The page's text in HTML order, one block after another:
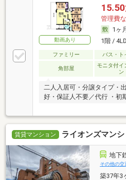
動画あり
15.50
管理費
1ヶ
1階 /
ファミリー バス・ト
角部屋
モニタ付イ
ン
二人入居可・分譲タイプ・
好・保証人不要／代行 ・初
賃貸マンション ライオンズマン
地下
その他の交
築37年3